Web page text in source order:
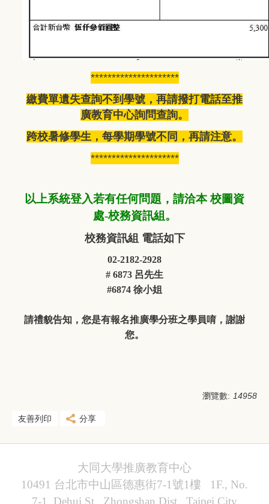
*********************
繳費單遺失查詢不到學號，再請撥打電話至推
廣教育中心詢問查詢。
跨校暑修學生，每學期學號不同，再請注意。
*********************
以上系統登入若有任何問題，請洽本 校圖資
處-校務資訊組。
校務資訊組 電話如下
02-2182-2928
# 6873 呂先生
#6874 徐小姐
請禮貌告知，您是有報名推廣學分班之學員唷，謝謝
您。
瀏覽數: 14958
友善列印 分享
大同大學推廣教育中心
10491 台北市中山區德惠街7-1號1樓 1F., No.
7-1, Dehui St., Zhongshan Dist., Taipei City